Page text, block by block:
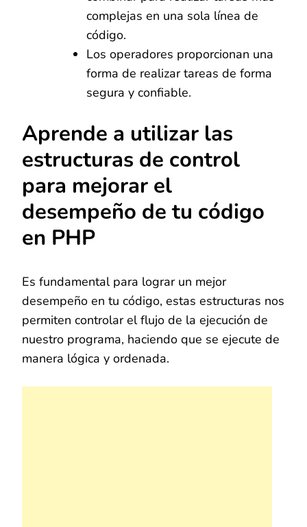
complejas en una sola línea de
código.
Los operadores proporcionan una
forma de realizar tareas de forma
segura y confiable.
Aprende a utilizar las
estructuras de control
para mejorar el
desempeño de tu código
en PHP
Es fundamental para lograr un mejor
desempeño en tu código, estas estructuras nos
permiten controlar el flujo de la ejecución de
nuestro programa, haciendo que se ejecute de
manera lógica y ordenada.